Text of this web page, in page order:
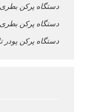
دستگاه پرکن بطری
دستگاه پرکن
دستگاه پرکن پودر